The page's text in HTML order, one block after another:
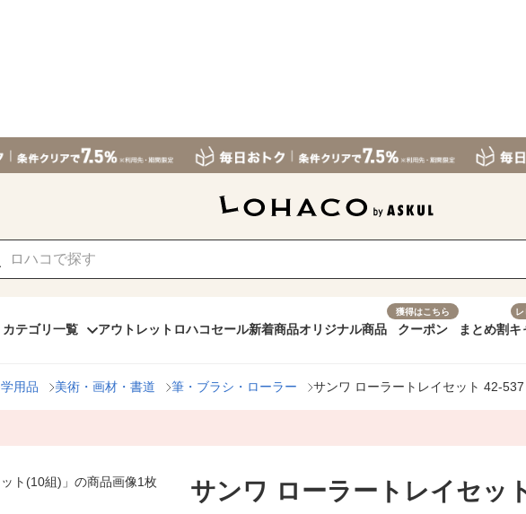
カテゴリ一覧 アウトレット ロハコセール新着商品オリジナル商品
獲得はこちら
クーポン まとめ割キ
学用品 美術・画材・書道 筆・ブラシ・ローラー サンワ ローラートレイセット 42-
サンワ ローラートレイセッ